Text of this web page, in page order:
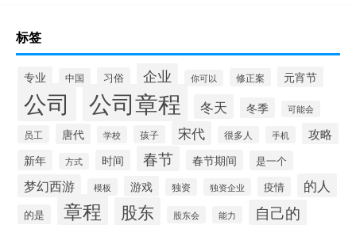
标签
专业 中国 习俗 企业 你可以 修正案 元宵节
公司 公司章程 冬天 冬季 可能会
员工 唐代 学校 孩子 宋代 很多人 手机 攻略
新年 方式 时间 春节 春节期间 是一个
梦幻西游 模板 游戏 独资 独资企业 疫情 的人
的是 章程 股东 股东会 能力 自己的